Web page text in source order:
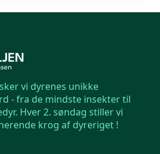
vi dyrenes unikke
- fra de mindste insekter til
Hver 2. søndag stiller vi
krog af dyreriget !